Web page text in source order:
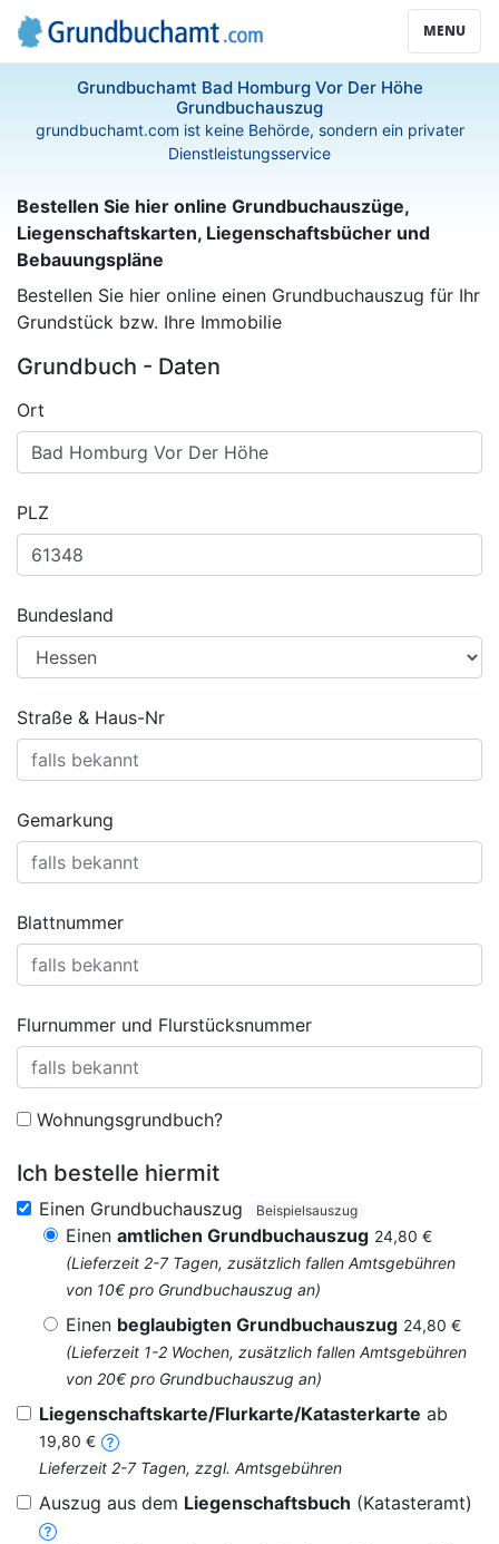
MENU
Grundbuchamt Bad Homburg Vor Der Höhe
Grundbuchauszug
grundbuchamt.com ist keine Behörde, sondern ein privater
Dienstleistungsservice
Bestellen Sie hier online Grundbuchauszüge,
Liegenschaftskarten, Liegenschaftsbücher und
Bebauungspläne
Bestellen Sie hier online einen Grundbuchauszug für Ihr
Grundstück bzw. Ihre Immobilie
Grundbuch - Daten
Ort
PLZ
Bundesland
Straße & Haus-Nr
Gemarkung
Blattnummer
Flurnummer und Flurstücksnummer
Wohnungsgrundbuch?
Ich bestelle hiermit
Einen Grundbuchauszug Beispielsauszug
Einen amtlichen Grundbuchauszug 24,80 €
(Lieferzeit 2-7 Tagen, zusätzlich fallen Amtsgebühren
von 10€ pro Grundbuchauszug an)
Einen beglaubigten Grundbuchauszug 24,80 €
(Lieferzeit 1-2 Wochen, zusätzlich fallen Amtsgebühren
von 20€ pro Grundbuchauszug an)
Liegenschaftskarte/Flurkarte/Katasterkarte ab
19,80 €
Lieferzeit 2-7 Tagen, zzgl. Amtsgebühren
Auszug aus dem Liegenschaftsbuch (Katasteramt)